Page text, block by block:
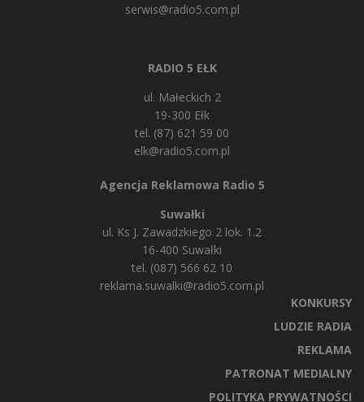
serwis@radio5.com.pl
RADIO 5 EŁK
ul. Małeckich 2
19-300 Ełk
tel. (87) 621 59 00
elk@radio5.com.pl
Agencja Reklamowa Radio 5
Suwałki
ul. Ks J. Zawadzkiego 2 lok. 1.2
16-400 Suwałki
tel. (087) 566 62 10
reklama.suwalki@radio5.com.pl
KONKURSY
LUDZIE RADIA
REKLAMA
PATRONAT MEDIALNY
POLITYKA PRYWATNOŚCI